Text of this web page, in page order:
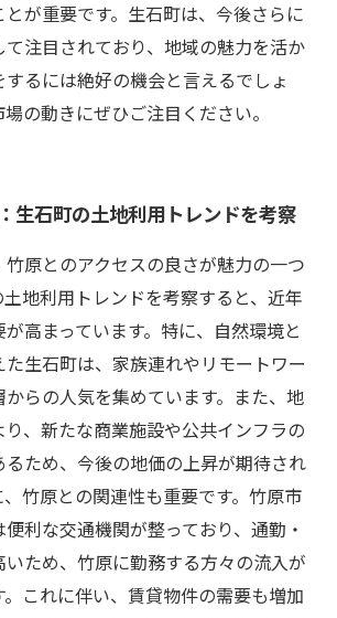
が重要です。生石町は、今後さらに
注目されており、地域の魅力を活か
るには絶好の機会と言えるでしょ
の動きにぜひご注目ください。
生石町の土地利用トレンドを考察
原とのアクセスの良さが魅力の一つ
地利用トレンドを考察すると、近年
高まっています。特に、自然環境と
生石町は、家族連れやリモートワー
らの人気を集めています。また、地
、新たな商業施設や公共インフラの
ため、今後の地価の上昇が期待され
竹原との関連性も重要です。竹原市
利な交通機関が整っており、通勤・
ため、竹原に勤務する方々の流入が
これに伴い、賃貸物件の需要も増加